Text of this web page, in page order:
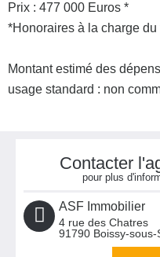
Prix : 477 000 Euros *
*Honoraires à la charge du
Montant estimé des
usage standard : non
Contacter
pour plus
ASF Immobilier
4 rue des Chatres
91790 Boissy-sous-